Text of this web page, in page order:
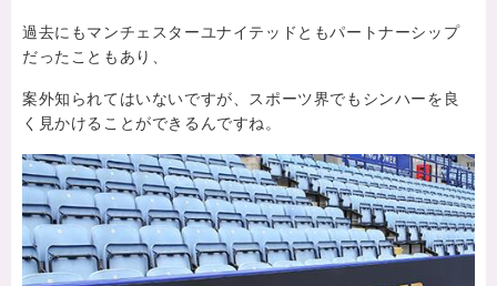
過去にもマンチェスターユナイテッドともパートナーシップ
だったこともあり、
案外知られてはいないですが、スポーツ界でもシンハーを良
く見かけることができるんですね。